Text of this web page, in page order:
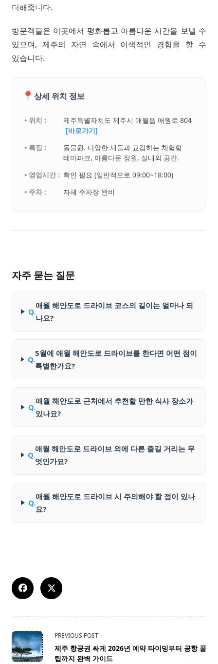
더해줍니다.
방문객들은 이곳에서 평화롭고 아름다운 시간을 보낼 수
있으며, 제주의 자연 속에서 이색적인 경험을 할 수
있습니다.
📍 상세 위치 정보
• 위치 :
제주특별자치도 제주시 애월읍 애원로 804
[바로가기]
• 특징 :
동물원. 다양한 새들과 교감하는 체험형
테마파크, 아름다운 정원, 실내외 공간.
• 영업시간 : 확인 필요 (일반적으로 09:00~18:00)
• 주차 :
자체 주차장 완비
자주 묻는 질문
Q.
애월 해안도로 드라이브 코스의 길이는 얼마나 되
나요?
Q.
5월에 애월 해안도로 드라이브를 한다면 어떤 점이
특별한가요?
Q.
애월 해안도로 근처에서 추천할 만한 식사 장소가
있나요?
Q.
애월 해안도로 드라이브 외에 다른 즐길 거리는 무
엇인가요?
Q.
애월 해안도로 드라이브 시 주의해야 할 점이 있나
요?
<span
class="nav-
subtitle
PREVIOUS POST
제주 항공권 싸게 2026년 예약 타이밍부터 공항 꿀
팁까지 완벽 가이드